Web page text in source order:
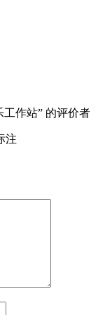
工作站” 的评价者
注